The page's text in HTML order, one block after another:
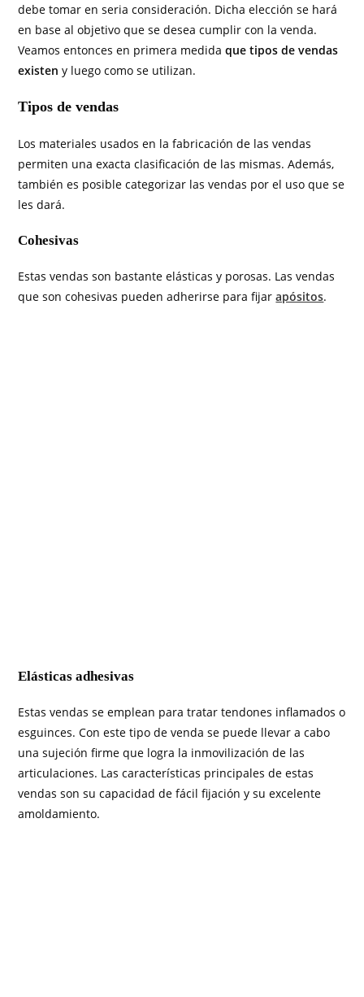
debe tomar en seria consideración. Dicha elección se hará
en base al objetivo que se desea cumplir con la venda.
Veamos entonces en primera medidaque tipos de vendas
existen y luego como se utilizan.
Tipos de vendas
Los materiales usados en la fabricación de las vendas
permiten una exacta clasificación de las mismas. Además,
también es posible categorizar las vendas por el uso que se
les dará.
Cohesivas
Estas vendas son bastante elásticas y porosas. Las vendas
que son cohesivas pueden adherirse para fijarapósitos.
Elásticas adhesivas
Estas vendas se emplean para tratar tendones inflamados o
esguinces. Con este tipo de venda se puede llevar a cabo
una sujeción firme que logra la inmovilización de las
articulaciones. Las características principales de estas
vendas son su capacidad de fácil fijación y su excelente
amoldamiento.